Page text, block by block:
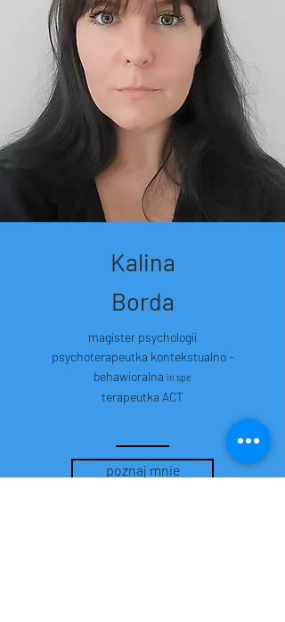
Kalina
Borda
magister psychologii
psychoterapeutka kontekstualno -
behawioralna in spe
terapeutka ACT
poznaj mnie